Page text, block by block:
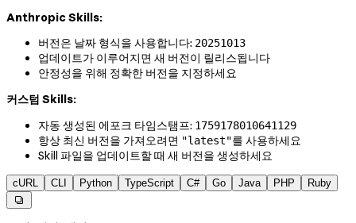
Anthropic Skills:
버전은 날짜 형식을 사용합니다: 20251013
업데이트가 이루어지면 새 버전이 릴리스됩니다
안정성을 위해 정확한 버전을 지정하세요
커스텀 Skills:
자동 생성된 에포크 타임스탬프: 1759178010641129
항상 최신 버전을 가져오려면 "latest"를 사용하세요
Skill 파일을 업데이트할 때 새 버전을 생성하세요
cURL CLI Python TypeScript C# Go Java PHP Ruby
